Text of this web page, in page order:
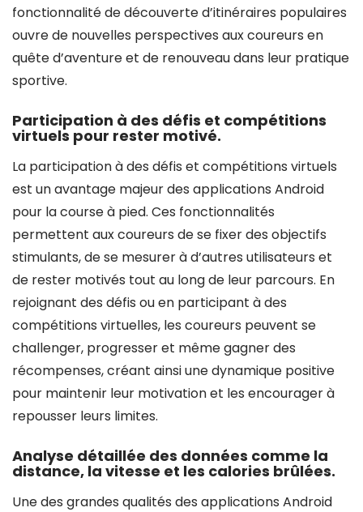
fonctionnalité de découverte d’itinéraires populaires
ouvre de nouvelles perspectives aux coureurs en
quête d’aventure et de renouveau dans leur pratique
sportive.
Participation à des défis et compétitions
virtuels pour rester motivé.
La participation à des défis et compétitions virtuels
est un avantage majeur des applications Android
pour la course à pied. Ces fonctionnalités
permettent aux coureurs de se fixer des objectifs
stimulants, de se mesurer à d’autres utilisateurs et
de rester motivés tout au long de leur parcours. En
rejoignant des défis ou en participant à des
compétitions virtuelles, les coureurs peuvent se
challenger, progresser et même gagner des
récompenses, créant ainsi une dynamique positive
pour maintenir leur motivation et les encourager à
repousser leurs limites.
Analyse détaillée des données comme la
distance, la vitesse et les calories brûlées.
Une des grandes qualités des applications Android